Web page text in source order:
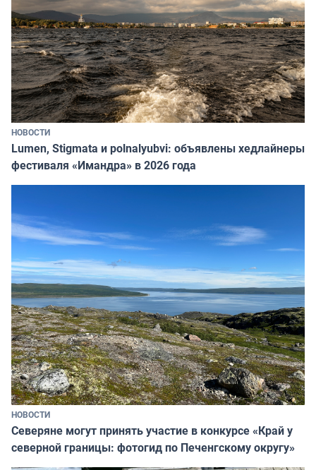
НОВОСТИ
Lumen, Stigmata и polnalyubvi: объявлены хедлайнеры
фестиваля «Имандра» в 2026 года
НОВОСТИ
Северяне могут принять участие в конкурсе «Край у
северной границы: фотогид по Печенгскому округу»